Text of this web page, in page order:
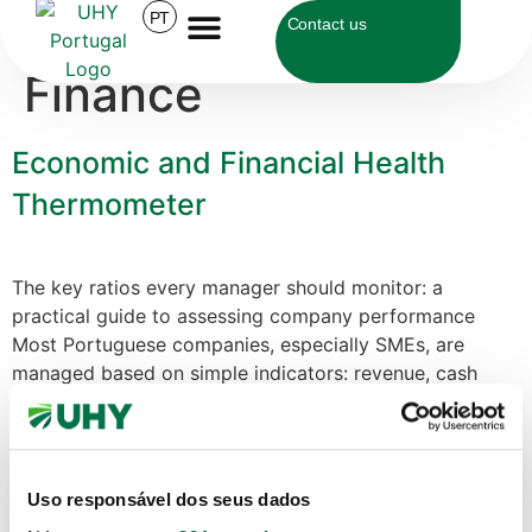
Uso responsável dos seus dados
PT Contact us
Category:
Corporate
Finance
Economic and Financial Health
Thermometer
The key ratios every manager should monitor: a
practical guide to assessing company performance
Most Portuguese companies, especially SMEs, are
managed based on simple indicators: revenue, cash
balance, and last year’s profit. These figures are
important, but they only tell part of the story.
and operational information […]